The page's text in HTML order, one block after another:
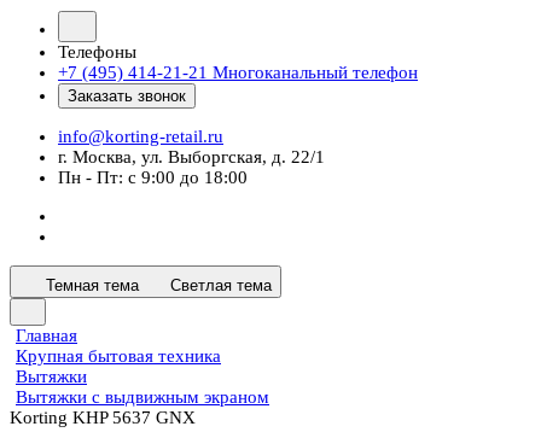
Телефоны
+7 (495) 414-21-21 Многоканальный телефон
Заказать звонок
info@korting-retail.ru
г. Москва, ул. Выборгская, д. 22/1
Пн - Пт: с 9:00 до 18:00
Темная тема Светлая тема
Главная
Крупная бытовая техника
Вытяжки
Вытяжки с выдвижным экраном
Korting KHP 5637 GNX